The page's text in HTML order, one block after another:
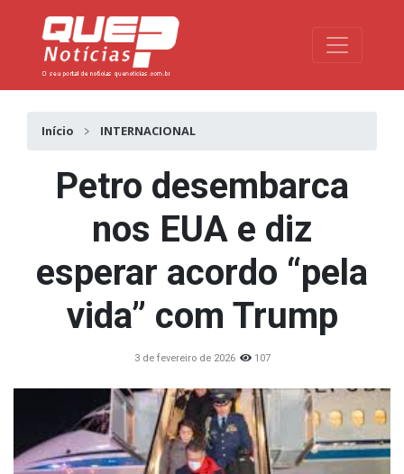
Toggle
Início INTERNACIONAL
Petro desembarca
nos EUA e diz
esperar acordo “pela
vida” com Trump
3 de fevereiro de 2026 107